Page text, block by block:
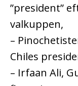
”president”
valkuppen,
–
Chiles
– Irfaan Ali,